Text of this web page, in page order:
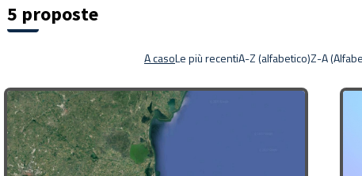
5 proposte
A casoLe più recentiA-Z (alfabetico)Z-A